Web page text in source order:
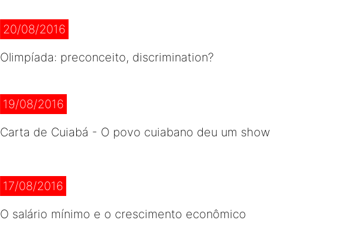
20/08/2016
Olimpíada: preconceito, discrimination?
19/08/2016
Carta de Cuiabá - O povo cuiabano deu um show
17/08/2016
O salário mínimo e o crescimento econômico